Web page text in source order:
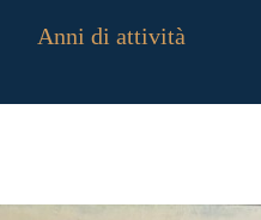
Anni di attività